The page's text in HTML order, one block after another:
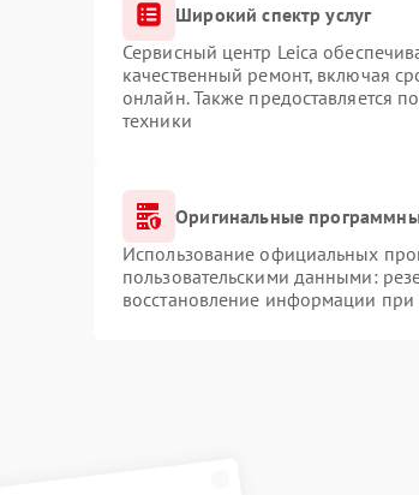
Широкий спектр услуг
Сервисный центр Leica
качественный ремонт, включая
онлайн. Также предоставляется
техники
Оригинальные
Использование официальных
пользовательскими данными:
восстановление информации